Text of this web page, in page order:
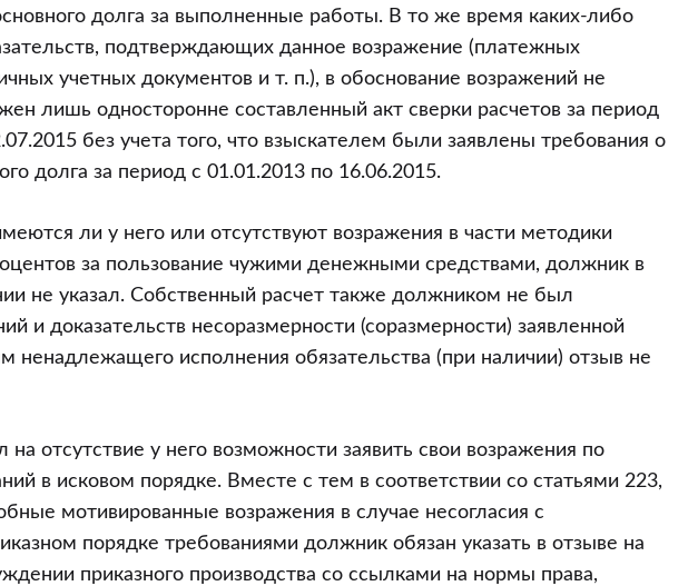
долга за выполненные работы. В то же время каких-либо
подтверждающих данное возражение (платежных
учетных документов и т. п.), в обоснование возражений не
лишь односторонне составленный акт сверки расчетов за период
без учета того, что взыскателем были заявлены требования о
долга за период с 01.01.2013 по 16.06.2015.
ли у него или отсутствуют возражения в части методики
за пользование чужими денежными средствами, должник в
не указал. Собственный расчет также должником не был
и доказательств несоразмерности (соразмерности) заявленной
ненадлежащего исполнения обязательства (при наличии) отзыв не
отсутствие у него возможности заявить свои возражения по
в исковом порядке. Вместе с тем в соответствии со статьями 223,
мотивированные возражения в случае несогласия с
порядке требованиями должник обязан указать в отзыве на
приказного производства со ссылками на нормы права,